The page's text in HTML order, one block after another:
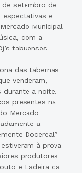
de setembro de
espectativas e
Municipal
com a
tabuenses
das tabernas
venderam,
durante a noite.
presentes na
Mercado
a
Docereal”
à prova
produtores
e Ladeira da